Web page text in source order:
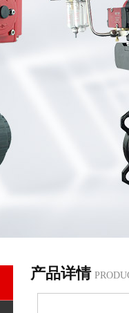
产品详情